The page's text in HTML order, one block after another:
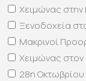
Χειμώνας
Ξενοδοχεία
Μακρινοί
Χειμώνας
28η